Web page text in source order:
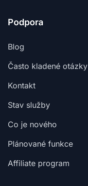
Podpora
Blog
Často kladené otázky
Kontakt
Stav služby
Co je nového
Plánované funkce
Affiliate program